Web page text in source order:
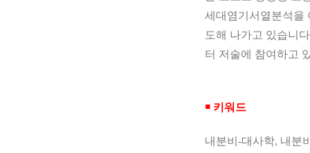
세대염기서열분석을
도해 나가고 있습니다
터 저술에 참여하고
￭ 키워드
내분비 -대사학, 내분